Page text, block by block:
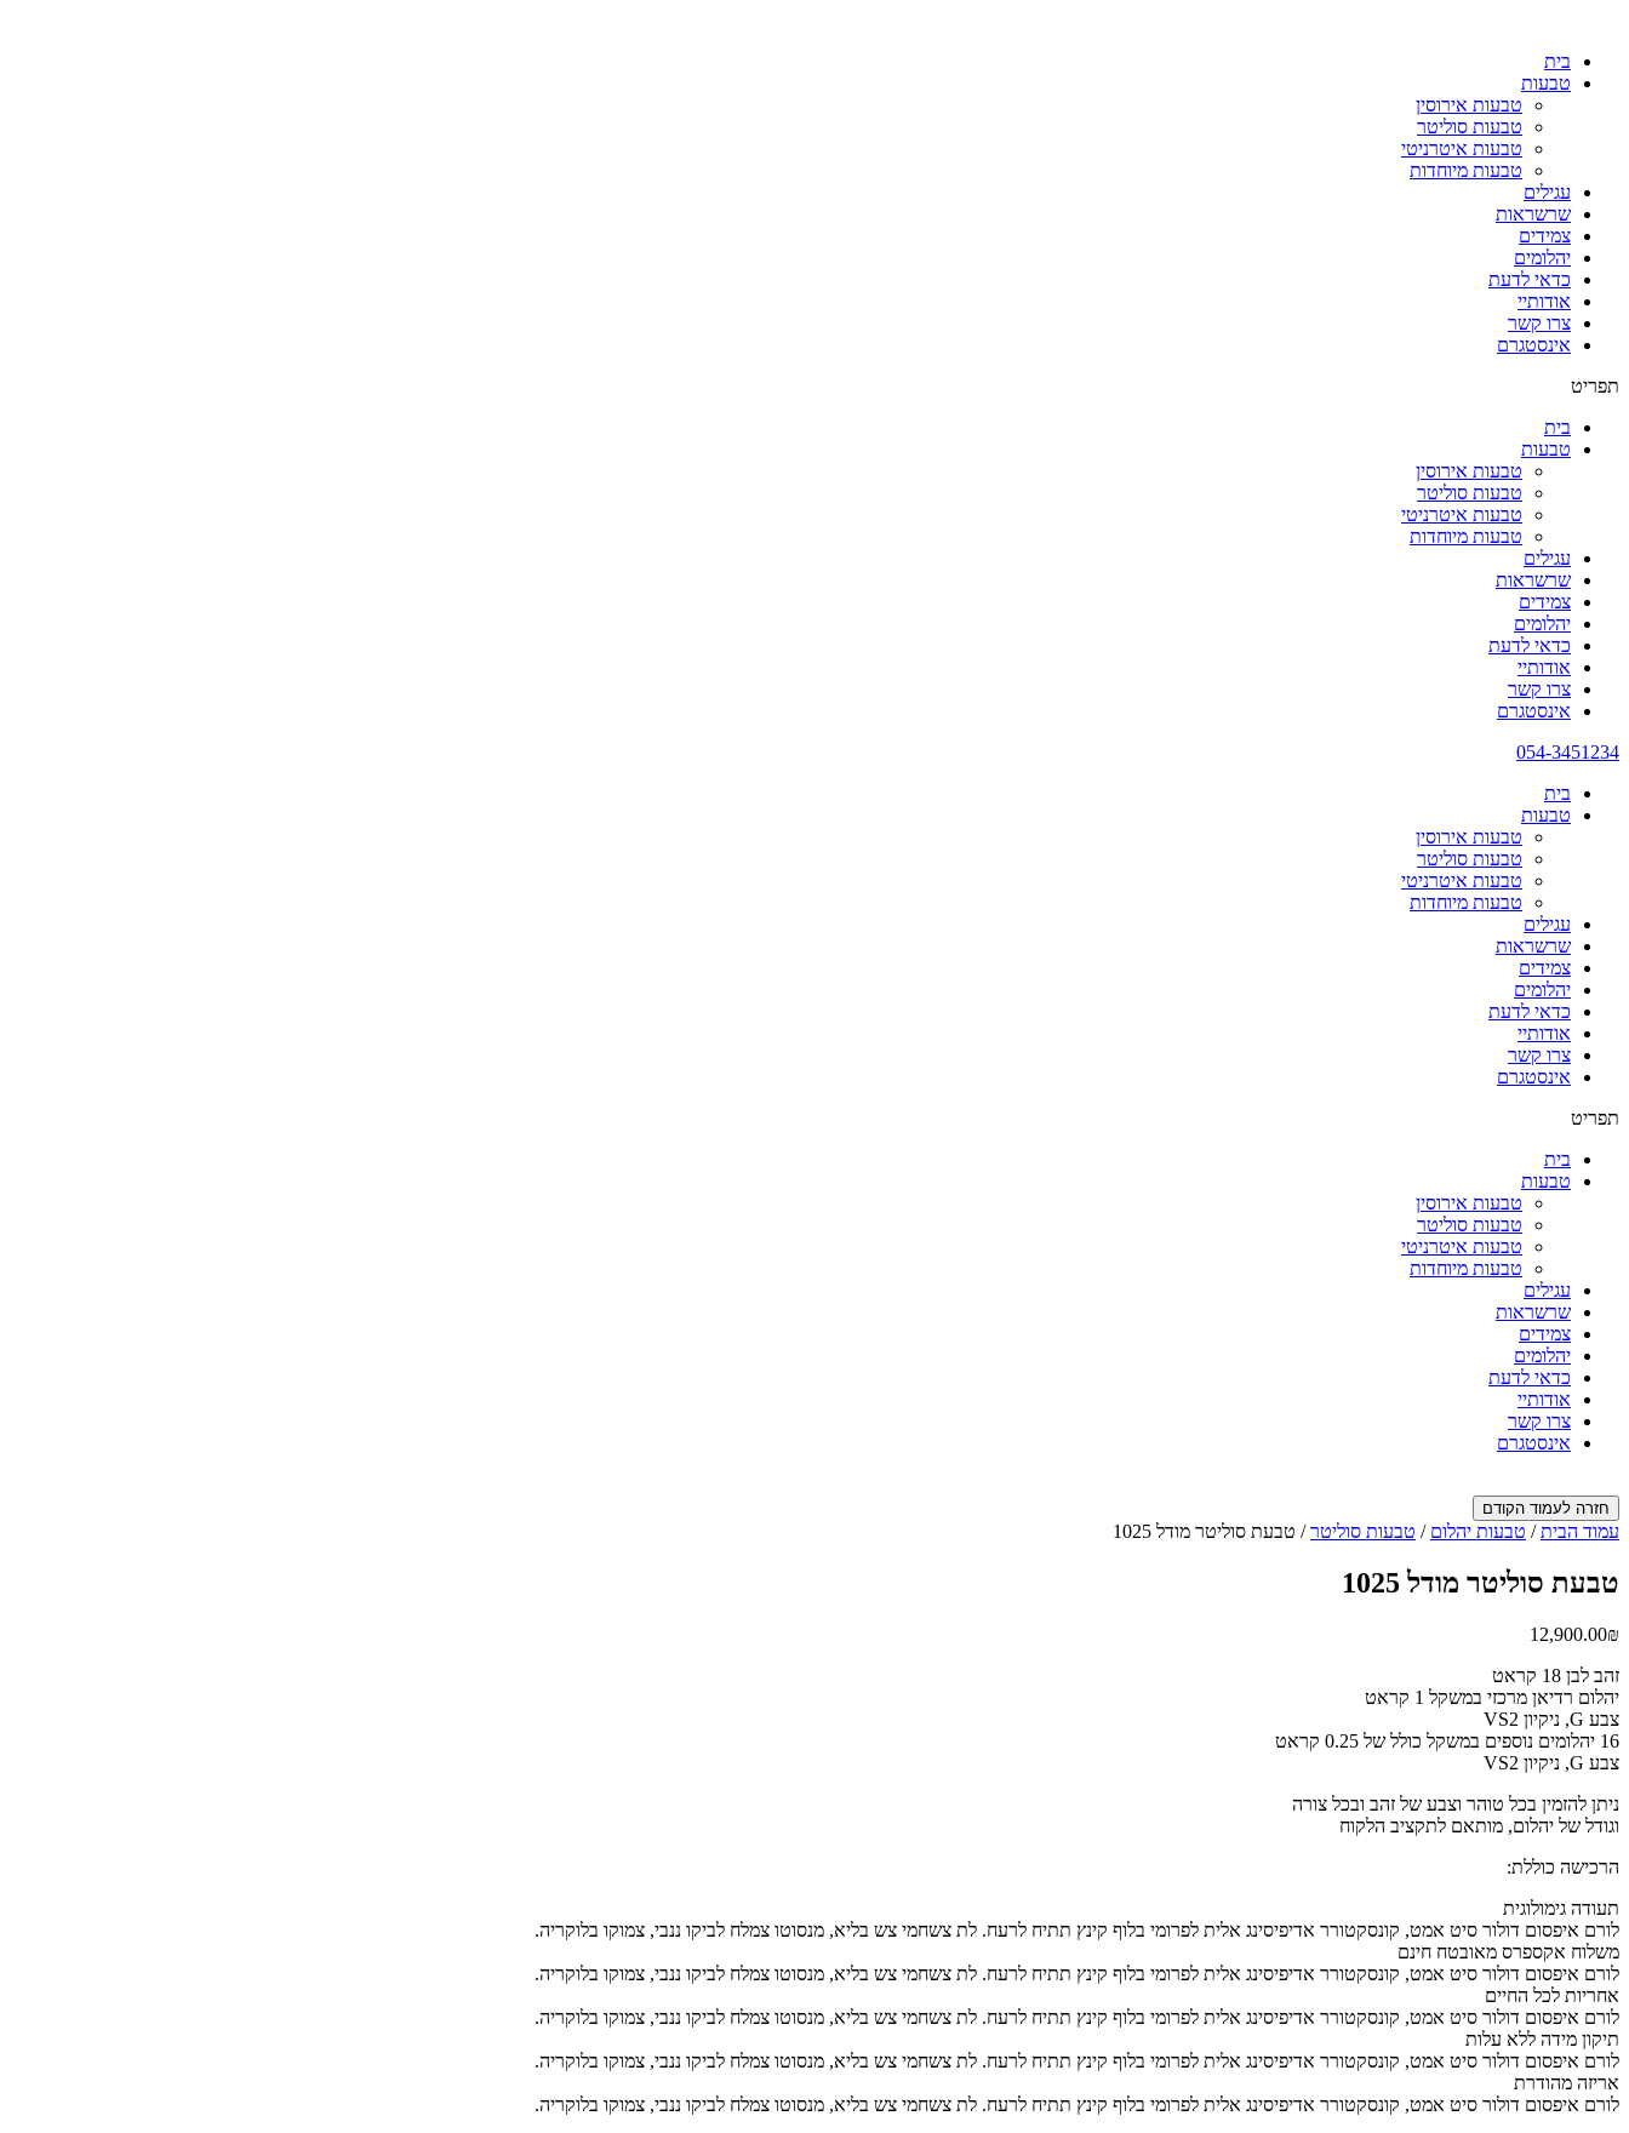
בית
טבעות
טבעות אירוסין
טבעות סוליטר
טבעות איטרניטי
טבעות מיוחדות
עגילים
שרשראות
צמידים
יהלומים
כדאי לדעת
אודותיי
צרו קשר
אינסטגרם
תפריט
בית
טבעות
טבעות אירוסין
טבעות סוליטר
טבעות איטרניטי
טבעות מיוחדות
עגילים
שרשראות
צמידים
יהלומים
כדאי לדעת
אודותיי
צרו קשר
אינסטגרם
054-3451234
בית
טבעות
טבעות אירוסין
טבעות סוליטר
טבעות איטרניטי
טבעות מיוחדות
עגילים
שרשראות
צמידים
יהלומים
כדאי לדעת
אודותיי
צרו קשר
אינסטגרם
תפריט
בית
טבעות
טבעות אירוסין
טבעות סוליטר
טבעות איטרניטי
טבעות מיוחדות
עגילים
שרשראות
צמידים
יהלומים
כדאי לדעת
אודותיי
צרו קשר
אינסטגרם
חזרה לעמוד הקודם
עמוד הבית/ טבעות יהלום / טבעות סוליטר/ טבעת סוליטר מודל 1025
טבעת סוליטר מודל 1025
12,900.00₪
זהב לבן 18 קראט
יהלום רדיאן מרכזי במשקל 1 קראט
צבע G, ניקיון VS2
16 יהלומים נוספים במשקל כולל של 0.25 קראט
צבע G, ניקיון VS2
ניתן להזמין בכל טוהר וצבע של זהב ובכל צורה
וגודל של יהלום, מותאם לתקציב הלקוח
הרכישה כוללת:
תעודה גימולוגית
לורם איפסום דולור סיט אמט, קונסקטורר אדיפיסינג אלית לפרומי בלוף קינץ תתיח לרעח. לת צשחמי צש בליא, מנסוטו צמלח לביקו ננבי, צמוקו בלוקריה.
משלוח אקספרס מאובטח חינם
לורם איפסום דולור סיט אמט, קונסקטורר אדיפיסינג אלית לפרומי בלוף קינץ תתיח לרעח. לת צשחמי צש בליא, מנסוטו צמלח לביקו ננבי, צמוקו בלוקריה.
אחריות לכל החיים
לורם איפסום דולור סיט אמט, קונסקטורר אדיפיסינג אלית לפרומי בלוף קינץ תתיח לרעח. לת צשחמי צש בליא, מנסוטו צמלח לביקו ננבי, צמוקו בלוקריה.
תיקון מידה ללא עלות
לורם איפסום דולור סיט אמט, קונסקטורר אדיפיסינג אלית לפרומי בלוף קינץ תתיח לרעח. לת צשחמי צש בליא, מנסוטו צמלח לביקו ננבי, צמוקו בלוקריה.
אריזה מהודרת
לורם איפסום דולור סיט אמט, קונסקטורר אדיפיסינג אלית לפרומי בלוף קינץ תתיח לרעח. לת צשחמי צש בליא, מנסוטו צמלח לביקו ננבי, צמוקו בלוקריה.